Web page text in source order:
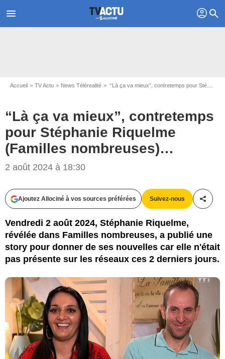
menu profil search
Accueil TV Actu News Télérealité “Là ça va mieux”, contretemps pour Stéphanie Riquelme (Familles nombreuses)…
“Là ça va mieux”, contretemps
pour Stéphanie Riquelme
(Familles nombreuses)…
2 août 2024 à 18:30
Ajoutez Allociné à vos sources préférées Suivez-nous
Vendredi 2 août 2024, Stéphanie Riquelme,
révélée dans Familles nombreuses, a publié une
story pour donner de ses nouvelles car elle n'était
pas présente sur les réseaux ces 2 derniers jours.
Capture d'écran Familles nombreuses : la vie en XXL / TF1